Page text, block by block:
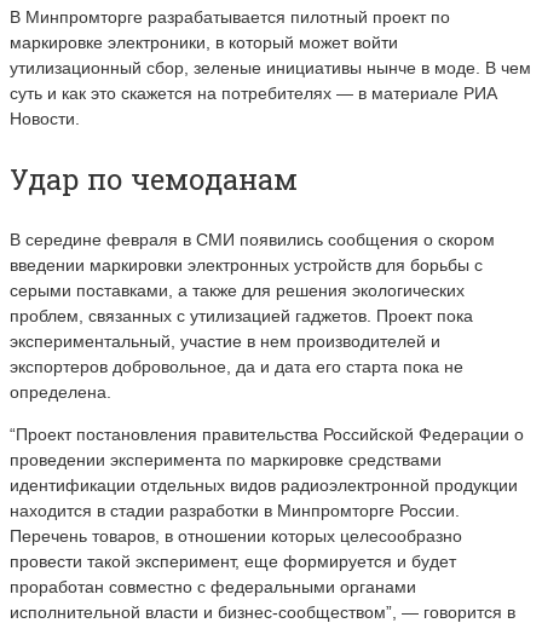
В Минпромторге разрабатывается пилотный проект по
маркировке электроники, в который может войти
утилизационный сбор, зеленые инициативы нынче в моде. В чем
суть и как это скажется на потребителях — в материале РИА
Новости.
Удар по чемоданам
В середине февраля в СМИ появились сообщения о скором
введении маркировки электронных устройств для борьбы с
серыми поставками, а также для решения экологических
проблем, связанных с утилизацией гаджетов. Проект пока
экспериментальный, участие в нем производителей и
экспортеров добровольное, да и дата его старта пока не
определена.
“Проект постановления правительства Российской Федерации о
проведении эксперимента по маркировке средствами
идентификации отдельных видов радиоэлектронной продукции
находится в стадии разработки в Минпромторге России.
Перечень товаров, в отношении которых целесообразно
провести такой эксперимент, еще формируется и будет
проработан совместно с федеральными органами
исполнительной власти и бизнес-сообществом”, — говорится в